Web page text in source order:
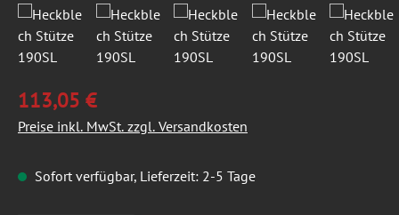
113,05 €
Preise inkl. MwSt. zzgl. Versandkosten
Sofort verfügbar, Lieferzeit: 2-5 Tage